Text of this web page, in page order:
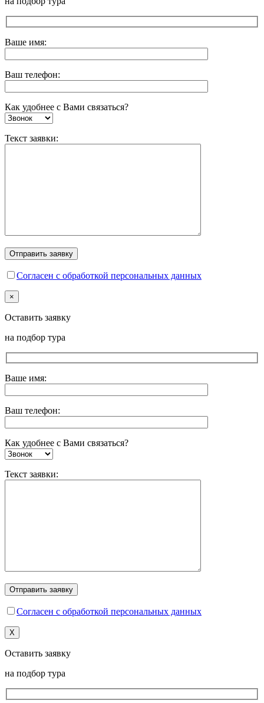
Ваше имя:
Ваш телефон:
Как удобнее с Вами связаться?
Текст заявки:
Согласен с обработкой персональных данных
×
Оставить заявку
на подбор тура
Ваше имя:
Ваш телефон:
Как удобнее с Вами связаться?
Текст заявки:
Согласен с обработкой персональных данных
X
Оставить заявку
на подбор тура